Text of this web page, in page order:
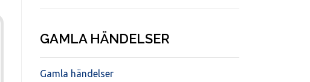
GAMLA HÄNDELSER
Gamla händelser